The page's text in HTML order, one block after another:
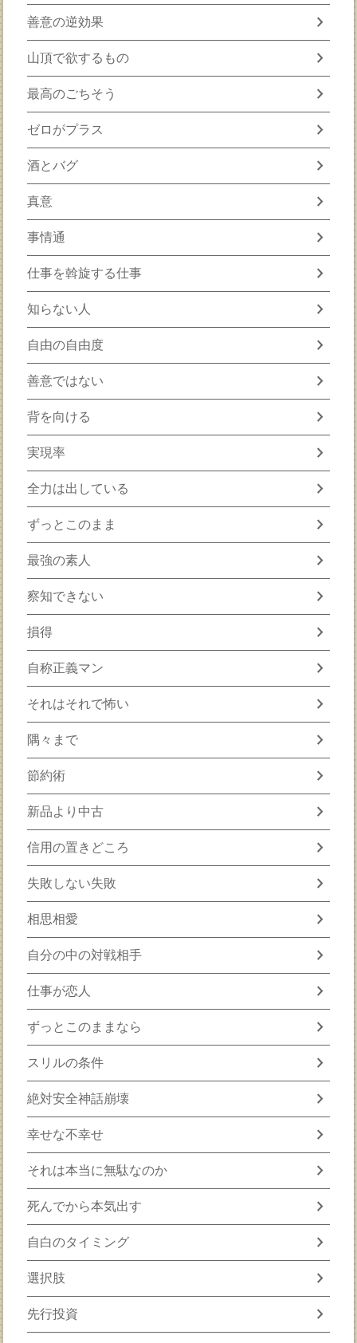
善意の逆効果 chevron_right
山頂で欲するもの chevron_right
最高のごちそう chevron_right
ゼロがプラス chevron_right
酒とバグ chevron_right
真意 chevron_right
事情通 chevron_right
仕事を斡旋する仕事 chevron_right
知らない人 chevron_right
自由の自由度 chevron_right
善意ではない chevron_right
背を向ける chevron_right
実現率 chevron_right
全力は出している chevron_right
ずっとこのまま chevron_right
最強の素人 chevron_right
察知できない chevron_right
損得 chevron_right
自称正義マン chevron_right
それはそれで怖い chevron_right
隅々まで chevron_right
節約術 chevron_right
新品より中古 chevron_right
信用の置きどころ chevron_right
失敗しない失敗 chevron_right
相思相愛 chevron_right
自分の中の対戦相手 chevron_right
仕事が恋人 chevron_right
ずっとこのままなら chevron_right
スリルの条件 chevron_right
絶対安全神話崩壊 chevron_right
幸せな不幸せ chevron_right
それは本当に無駄なのか chevron_right
死んでから本気出す chevron_right
自白のタイミング chevron_right
選択肢 chevron_right
先行投資 chevron_right